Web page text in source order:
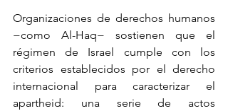
Organizaciones de derechos humanos
−como Al-Haq− sostienen que el
régimen de Israel cumple con los
criterios establecidos por el derecho
internacional para caracterizar el
apartheid: una serie de actos